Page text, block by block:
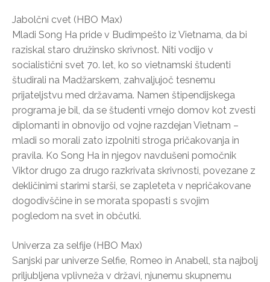
Jabolčni cvet (HBO Max)
Mladi Song Ha pride v Budimpešto iz Vietnama, da bi
raziskal staro družinsko skrivnost. Niti vodijo v
socialistični svet 70. let, ko so vietnamski študenti
študirali na Madžarskem, zahvaljujoč tesnemu
prijateljstvu med državama. Namen štipendijskega
programa je bil, da se študenti vrnejo domov kot zvesti
diplomanti in obnovijo od vojne razdejan Vietnam –
mladi so morali zato izpolniti stroga pričakovanja in
pravila. Ko Song Ha in njegov navdušeni pomočnik
Viktor drugo za drugo razkrivata skrivnosti, povezane z
dekličinimi starimi starši, se zapleteta v nepričakovane
dogodivščine in se morata spopasti s svojim
pogledom na svet in občutki.
Univerza za selfije (HBO Max)
Sanjski par univerze Selfie, Romeo in Anabell, sta najbolj
priljubljena vplivneža v državi, njunemu skupnemu